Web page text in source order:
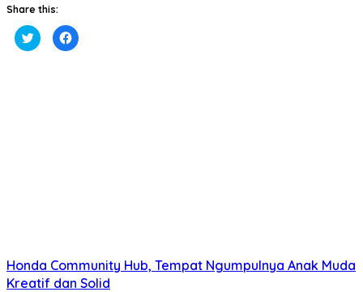
Share this:
Klik
untuk
berbagi
Klik
untuk
Honda Community Hub, Tempat Ngumpulnya Anak Muda
Kreatif dan Solid